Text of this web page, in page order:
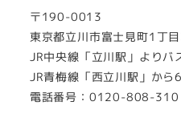
〒190-0013
東京都立川市富士見町1丁
JR中央線「立川駅」よりバ
JR青梅線「西立川駅」から
電話番号：0120-808-310